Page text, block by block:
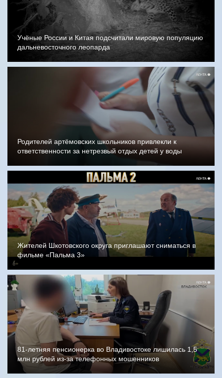
Учёные России и Китая подсчитали мировую популяцию
дальневосточного леопарда
Родителей артёмовских школьников привлекли к
ответственности за нетрезвый отдых детей у воды
Жителей Шкотовского округа приглашают сниматься в
фильме «Пальма 3»
81-летняя пенсионерка во Владивостоке лишилась 1,5
млн рублей из-за телефонных мошенников